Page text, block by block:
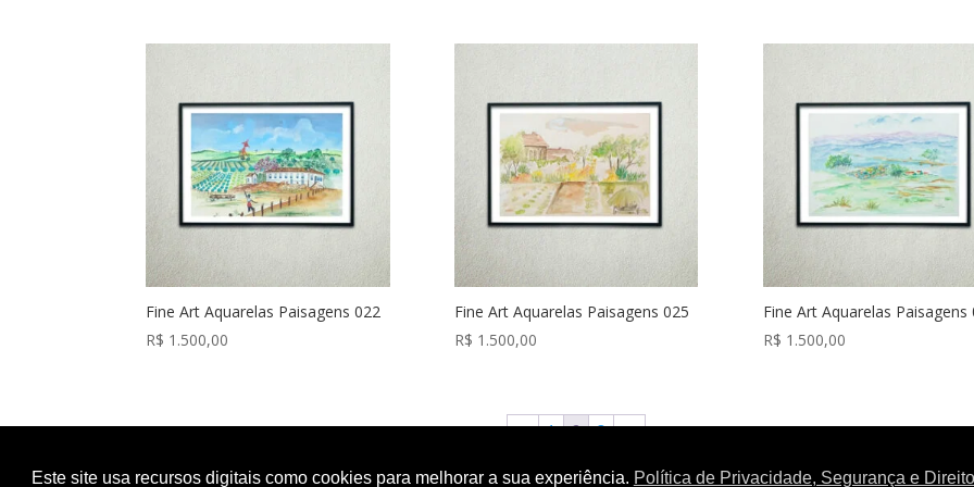
Fine Art Aquarelas Paisagens 022
R$ 1.500,00
Fine Art Aquarelas Paisagens 025
R$ 1.500,00
Fine Art Aquarelas Paisagens
R$ 1.500,00
← 1 2 3 →
Este site usa recursos digitais como cookies para melhorar a sua experiência. Política de Privacidade, Segurança e